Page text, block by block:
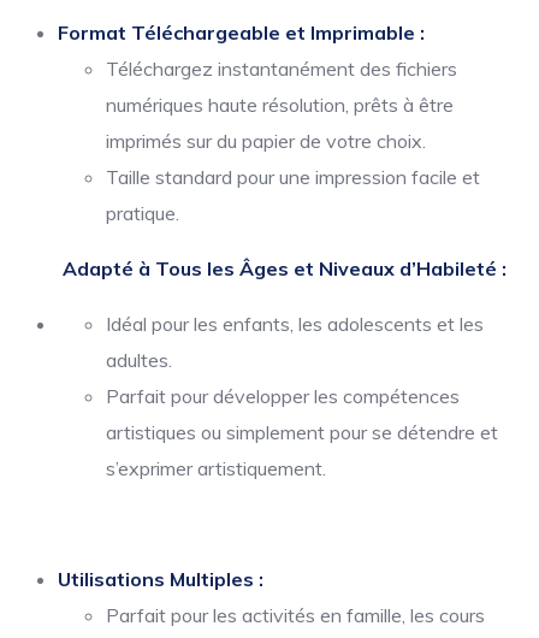
Format Téléchargeable et Imprimable :
Téléchargez instantanément des fichiers
numériques haute résolution, prêts à être
imprimés sur du papier de votre choix.
Taille standard pour une impression facile et
pratique.
Adapté à Tous les Âges et Niveaux d’Habileté :
Idéal pour les enfants, les adolescents et les
adultes.
Parfait pour développer les compétences
artistiques ou simplement pour se détendre et
s’exprimer artistiquement.
Utilisations Multiples :
Parfait pour les activités en famille, les cours